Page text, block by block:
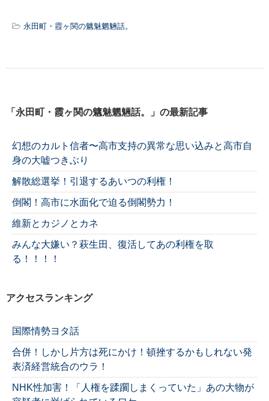
永田町・霞ヶ関の魑魅魍魎話。
「永田町・霞ヶ関の魑魅魍魎話。」の最新記事
幻想のカルト信者〜高市支持の異常な思い込みと高市自
身の大嘘つきぶり
解散総選挙！引退するあいつの利権！
倒閣！高市に水面化で迫る倒閣勢力！
維新とカジノとカネ
みんな大嫌い？萩生田、復活してあの利権を取
る！！！！
アクセスランキング
国際情勢ヨタ話
合併！しかし片方は死にかけ！頓挫するかもしれない発
表済経営統合のウラ！
NHK性加害！「人権を蹂躙しまくっていた」あの大物が